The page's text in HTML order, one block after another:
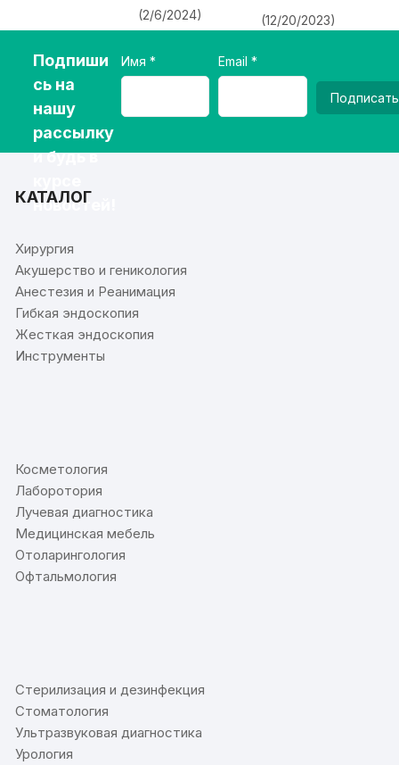
(2/6/2024) (12/20/2023)
Подпиши
сь на
нашу
рассылку
и будь в
новостей!
Имя Email
КАТАЛОГ
Хирургия
Акушерство и геникология
Анестезия и Реанимация
Гибкая эндоскопия
Жесткая эндоскопия
Инструменты
Косметология
Лаборотория
Лучевая диагностика
Медицинская мебель
Отоларингология
Офтальмология
Стерилизация и дезинфекция
Стоматология
Ультразвуковая диагностика
Урология